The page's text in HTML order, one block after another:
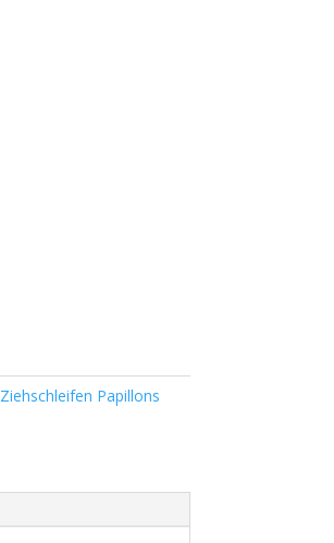
Ziehschleifen Papillons